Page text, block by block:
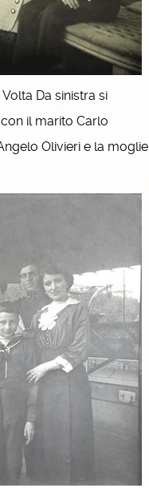
Da sinistra si
il marito Carlo
Olivieri e la moglie